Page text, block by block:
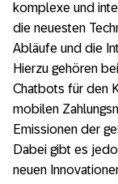
komplexe und
die neuesten
Abläufe und die
Hierzu gehören
Chatbots für den
mobilen
Emissionen der
Dabei gibt es
neuen